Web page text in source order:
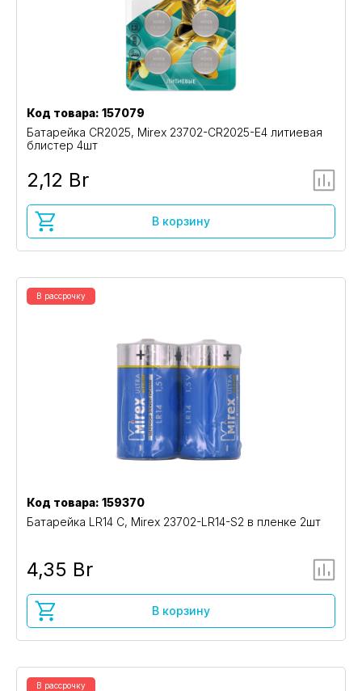
Код товара: 157079
Батарейка CR2025, Mirex 23702-CR2025-E4 литиевая
блистер 4шт
2,12 Br
В корзину
В рассрочку
Код товара: 159370
Батарейка LR14 C, Mirex 23702-LR14-S2 в пленке 2шт
4,35 Br
В корзину
В рассрочку